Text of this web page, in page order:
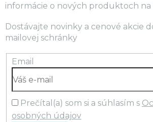
informácie o nových produktoch na
Dostávajte novinky a cenové akcie
mailovej schránky
Email
Prečítal(a) som si a súhlasím s
osobných údajov